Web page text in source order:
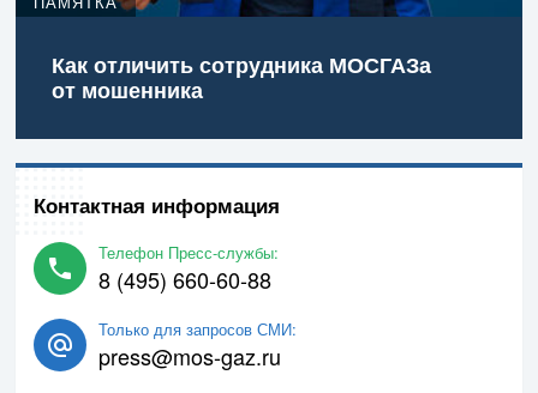
Как отличить сотрудника МОСГАЗа
от мошенника
Контактная информация
Телефон Пресс-службы:
8 (495) 660-60-88
Только для запросов СМИ:
press@mos-gaz.ru